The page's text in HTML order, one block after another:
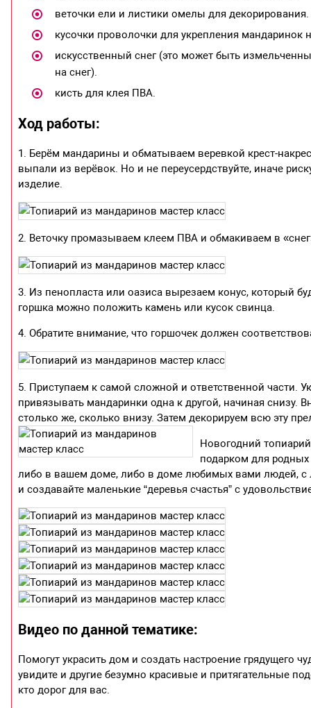
веточки ели и листики омелы для декорирования.
кусочки проволочки для укрепления
искусственный снег (это может быть
на снег).
кисть для клея ПВА.
Ход работы:
1. Берём мандарины и обматываем веревкой крест-
выпали из верёвок. Но и не переусердствуйте, иначе
изделие.
2. Веточку промазываем клеем ПВА и обмакиваем в
3. Из пенопласта или оазиса вырезаем конус, который
горшка можно положить камень или кусок свинца.
4. Обратите внимание, что горшочек должен
5. Приступаем к самой сложной и ответственной части.
привязывать мандаринки одна к другой, начиная снизу.
столько же, сколько внизу. Затем декорируем всю эту
Новогодний
подарком для родных
либо в вашем доме, либо в доме любимых вами людей, с
и создавайте маленькие “деревья счастья” с
Видео по данной тематике:
Помогут украсить дом и создать настроение грядущего
увидите и другие безумно красивые и притягательные
кто дорог для вас.